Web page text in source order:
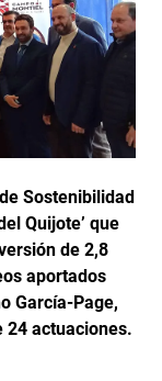
Sostenibilidad
Quijote’ que
de 2,8
aportados
García-Page,
24 actuaciones.